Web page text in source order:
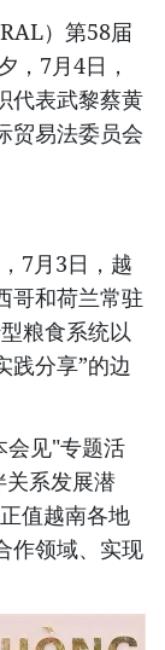
）第58届
，7月4日，
代表武黎蔡黄
贸易法委员会
7月3日，越
哥和荷兰常驻
粮食系统以
践分享”的边
会见"专题活
系发展潜
值越南各地
作领域、实现